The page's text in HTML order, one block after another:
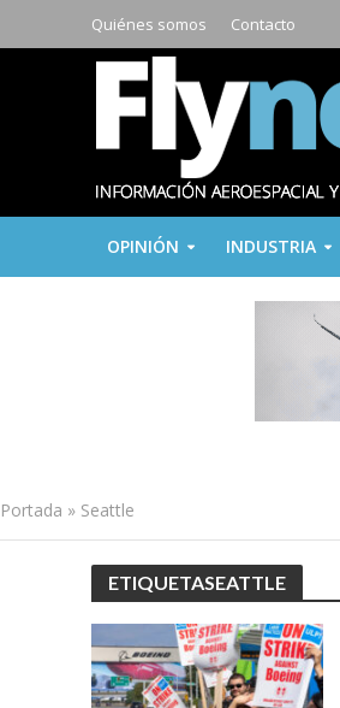
Quiénes somos Contacto
OPINIÓN INDUSTRIA
Portada » Seattle
ETIQUETASEATTLE